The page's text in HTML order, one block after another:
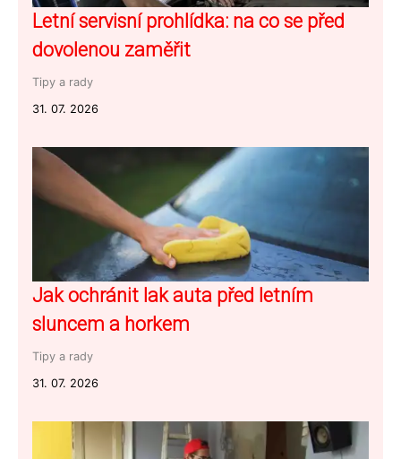
Letní servisní prohlídka: na co se před
dovolenou zaměřit
Tipy a rady
31. 07. 2026
Jak ochránit lak auta před letním
sluncem a horkem
Tipy a rady
31. 07. 2026